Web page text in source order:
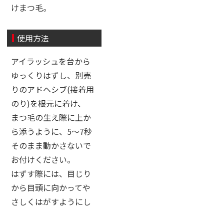
けまつ毛。
使用方法
アイラッシュを台から
ゆっくりはずし、別売
りのアドヘシブ(接着用
のり)を根元に着け、
まつ毛の生え際に上か
ら添うように、5〜7秒
そのまま動かさないで
お付けください。
はずす際には、目じり
から目頭に向かってや
さしくはがすようにし